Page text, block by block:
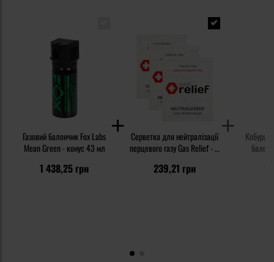
Газовий балончик Fox Labs
Mean Green - конус 43 мл
1 438,25 грн
Серветка для нейтралізації
перцевого газу Gas Relief - 3
239,21 грн
Кобура